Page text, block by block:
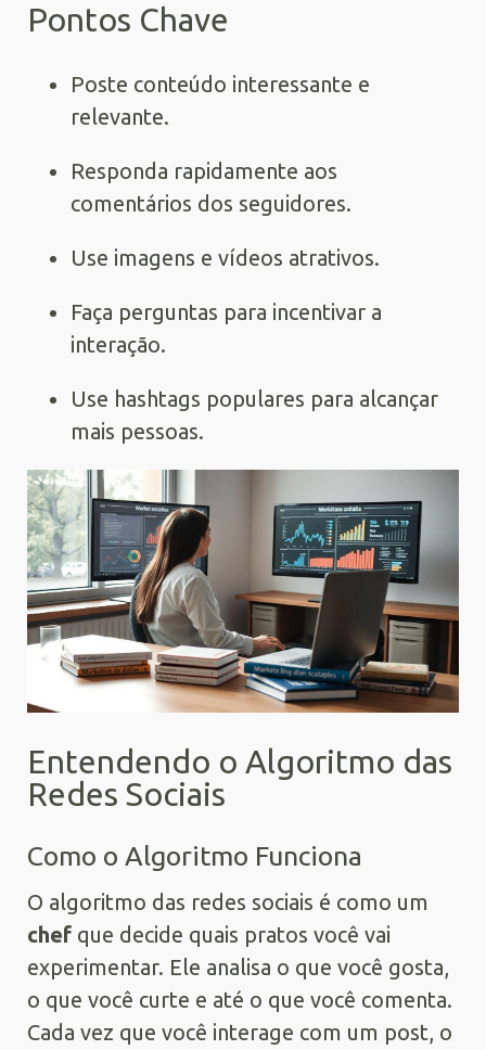
Pontos Chave
Poste conteúdo interessante e
relevante.
Responda rapidamente aos
comentários dos seguidores.
Use imagens e vídeos atrativos.
Faça perguntas para incentivar a
interação.
Use hashtags populares para alcançar
mais pessoas.
Entendendo o Algoritmo das
Redes Sociais
Como o Algoritmo Funciona
O algoritmo das redes sociais é como um
chef que decide quais pratos você vai
experimentar. Ele analisa o que você gosta,
o que você curte e até o que você comenta.
Cada vez que você interage com um post, o